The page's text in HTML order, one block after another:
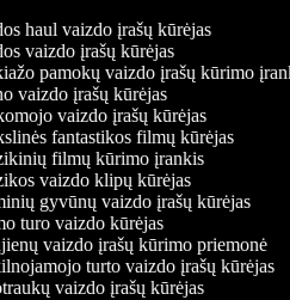
haul vaizdo įrašų kūrėjas
vaizdo įrašų kūrėjas
pamokų vaizdo įrašų kūrimo
vaizdo įrašų kūrėjas
vaizdo įrašų kūrėjas
fantastikos filmų kūrėjas
filmų kūrimo įrankis
vaizdo klipų kūrėjas
gyvūnų vaizdo įrašų kūrėjas
turo vaizdo kūrėjas
vaizdo įrašų kūrimo priemonė
turto vaizdo įrašų kūrėjas
vaizdo įrašų kūrėjas